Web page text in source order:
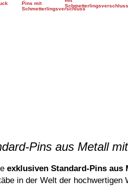
Pins aus Metall
exklusiven Standard-Pins aus
in der Welt der hochwertigen